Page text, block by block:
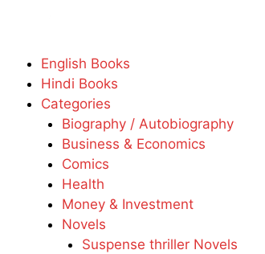
English Books
Hindi Books
Categories
Biography / Autobiography
Business & Economics
Comics
Health
Money & Investment
Novels
Suspense thriller Novels